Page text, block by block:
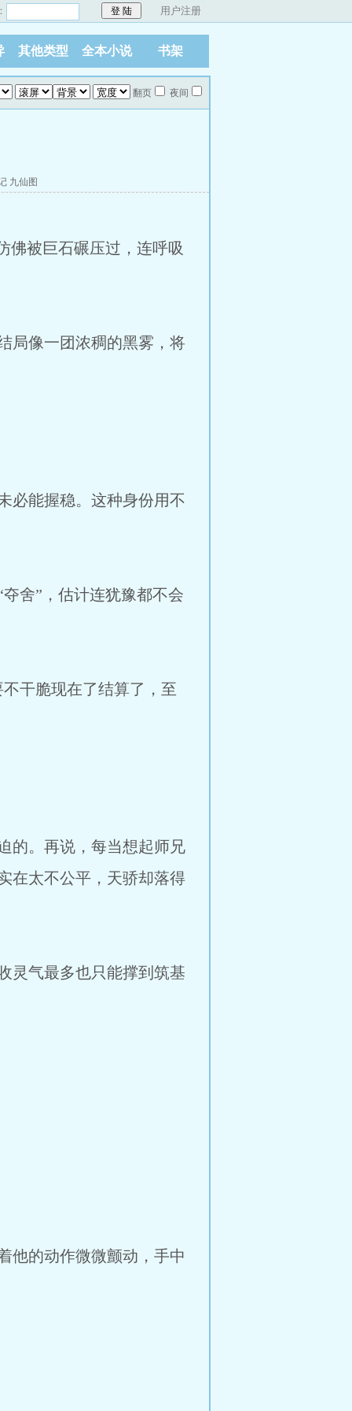
用户注册
其他类型 全本小说 书架
翻页 夜间
九仙图
佛被巨石碾压过，连呼吸
局像一团浓稠的黑雾，将
必能握稳。这种身份用不
舍”，估计连犹豫都不会
干脆现在了结算了，至
的。再说，每当想起师兄
在太不公平，天骄却落得
灵气最多也只能撑到筑基
他的动作微微颤动，手中